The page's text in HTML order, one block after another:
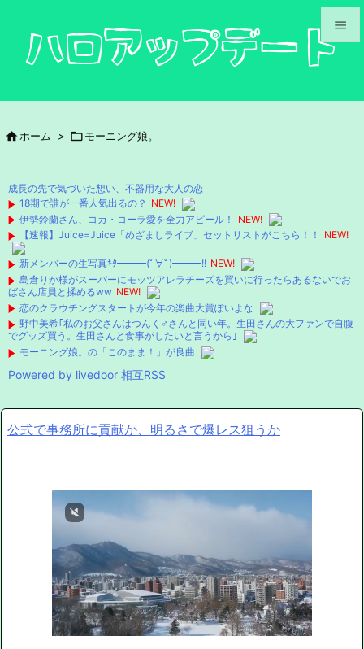



検索
 ホーム > モーニング娘。
成長の先で気づいた想い、不器用な大人の恋
18期で誰が一番人気出るの？ NEW!
伊勢鈴蘭さん、コカ・コーラ愛を全力アピール！
NEW!
【速報】Juice=Juice「めざましライブ」セットリストがこちら！！
NEW!
新メンバーの生写真ｷﾀ━━━(ﾟ∀ﾟ)━━━!! NEW!
島倉りか様がスーパーにモッツアレラチーズを買いに行ったらあるないでお
ばさん店員と揉めるww NEW!
恋のクラウチングスタートが今年の楽曲大賞ぽいよな
野中美希｢私のお父さんはつんく♂さんと同い年。生田さんの大ファンで自腹
でグッズ買う。生田さんと食事がしたいと言うから｣
モーニング娘。の「このまま！」が良曲
Powered by livedoor 相互RSS
公式で事務所に貢献か、明るさで爆レス狙うか